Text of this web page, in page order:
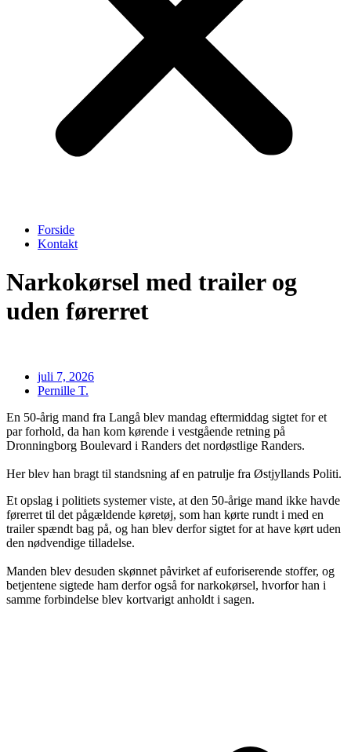
Forside
Kontakt
Narkokørsel med trailer og
uden førerret
juli 7, 2026
Pernille T.
En 50-årig mand fra Langå blev mandag eftermiddag sigtet for et
par forhold, da han kom kørende i vestgående retning på
Dronningborg Boulevard i Randers det nordøstlige Randers.
Her blev han bragt til standsning af en patrulje fra Østjyllands Politi.
Et opslag i politiets systemer viste, at den 50-årige mand ikke havde
førerret til det pågældende køretøj, som han kørte rundt i med en
trailer spændt bag på, og han blev derfor sigtet for at have kørt uden
den nødvendige tilladelse.
Manden blev desuden skønnet påvirket af euforiserende stoffer, og
betjentene sigtede ham derfor også for narkokørsel, hvorfor han i
samme forbindelse blev kortvarigt anholdt i sagen.